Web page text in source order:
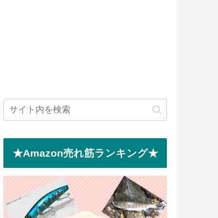
★Amazon売れ筋ランキング★